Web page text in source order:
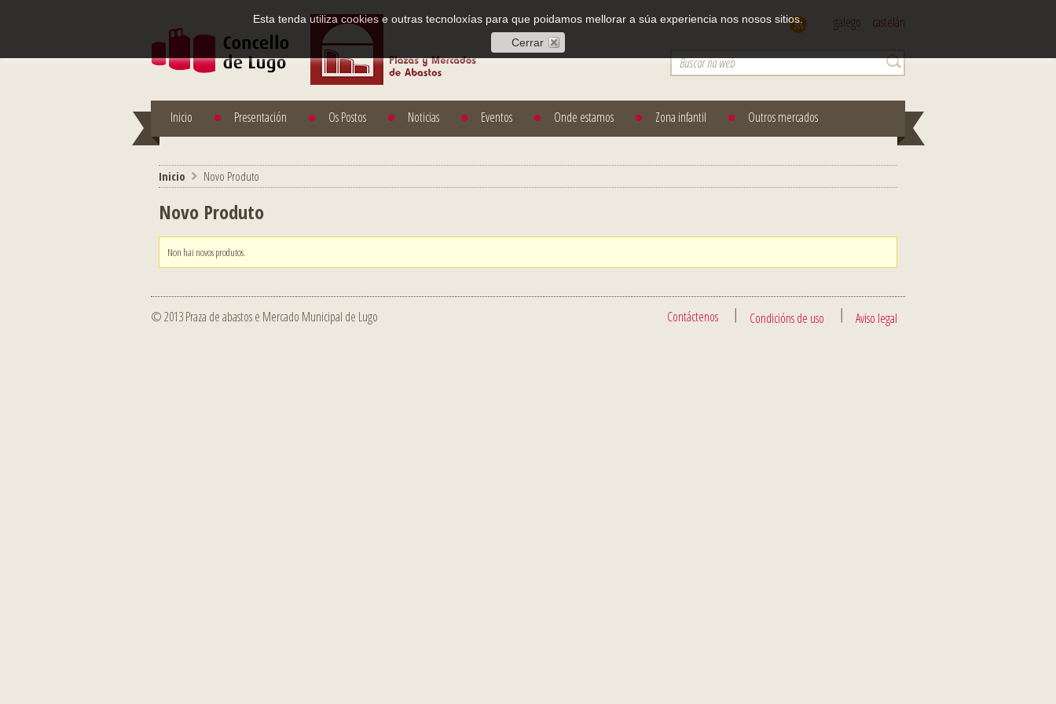
galego castelán
Inicio Presentación Os Postos Noticias Eventos Onde estamos Zona infantil Outros mercados
Inicio > Novo Produto
Novo Produto
Non hai novos produtos.
© 2013 Praza de abastos e Mercado Municipal de Lugo Contáctenos Condicións de uso Aviso legal
Esta tenda utiliza cookies e outras tecnoloxías para que poidamos mellorar a súa experiencia nos nosos sitios.
Cerrar